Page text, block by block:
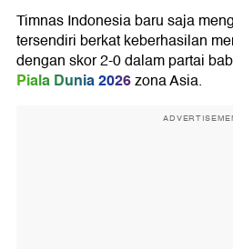
Timnas Indonesia baru saja
tersendiri berkat keberhasilan
dengan skor 2-0 dalam partai
Piala Dunia 2026zona Asia.